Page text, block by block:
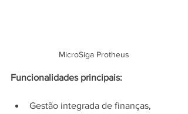
MicroSiga Protheus
Funcionalidades principais:
Gestão integrada de finanças,